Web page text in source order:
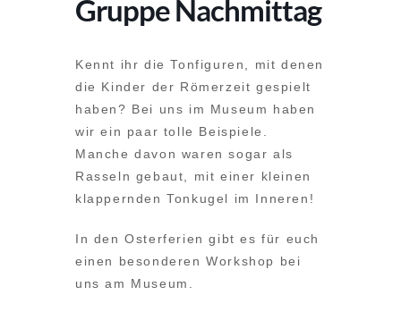
Gruppe Nachmittag
Kennt ihr die Tonfiguren, mit denen
die Kinder der Römerzeit gespielt
haben? Bei uns im Museum haben
wir ein paar tolle Beispiele.
Manche davon waren sogar als
Rasseln gebaut, mit einer kleinen
klappernden Tonkugel im Inneren!
In den Osterferien gibt es für euch
einen besonderen Workshop bei
uns am Museum.